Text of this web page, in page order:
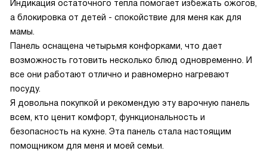
Индикация остаточного тепла помогает избежать ожогов,
а блокировка от детей - спокойствие для меня как для
мамы.
Панель оснащена четырьмя конфорками, что дает
возможность готовить несколько блюд одновременно. И
все они работают отлично и равномерно нагревают
посуду.
Я довольна покупкой и рекомендую эту варочную панель
всем, кто ценит комфорт, функциональность и
безопасность на кухне. Эта панель стала настоящим
помощником для меня и моей семьи.